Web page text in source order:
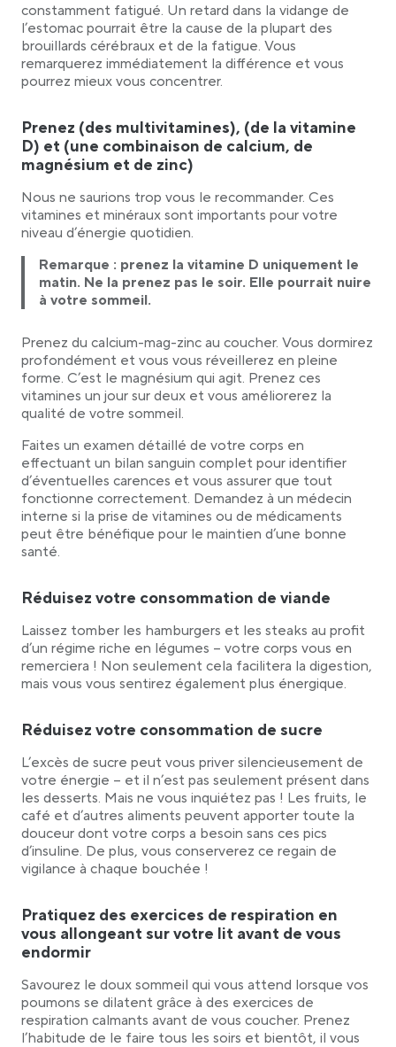
constamment fatigué. Un retard dans la vidange de
l’estomac pourrait être la cause de la plupart des
brouillards cérébraux et de la fatigue. Vous
remarquerez immédiatement la différence et vous
pourrez mieux vous concentrer.
Prenez (des multivitamines), (de la vitamine
D) et (une combinaison de calcium, de
magnésium et de zinc)
Nous ne saurions trop vous le recommander. Ces
vitamines et minéraux sont importants pour votre
niveau d’énergie quotidien.
Remarque : prenez la vitamine D uniquement le
matin. Ne la prenez pas le soir. Elle pourrait nuire
à votre sommeil.
Prenez du calcium-mag-zinc au coucher. Vous dormirez
profondément et vous vous réveillerez en pleine
forme. C’est le magnésium qui agit. Prenez ces
vitamines un jour sur deux et vous améliorerez la
qualité de votre sommeil.
Faites un examen détaillé de votre corps en
effectuant un bilan sanguin complet pour identifier
d’éventuelles carences et vous assurer que tout
fonctionne correctement. Demandez à un médecin
interne si la prise de vitamines ou de médicaments
peut être bénéfique pour le maintien d’une bonne
santé.
Réduisez votre consommation de viande
Laissez tomber les hamburgers et les steaks au profit
d’un régime riche en légumes – votre corps vous en
remerciera ! Non seulement cela facilitera la digestion,
mais vous vous sentirez également plus énergique.
Réduisez votre consommation de sucre
L’excès de sucre peut vous priver silencieusement de
votre énergie – et il n’est pas seulement présent dans
les desserts. Mais ne vous inquiétez pas ! Les fruits, le
café et d’autres aliments peuvent apporter toute la
douceur dont votre corps a besoin sans ces pics
d’insuline. De plus, vous conserverez ce regain de
vigilance à chaque bouchée !
Pratiquez des exercices de respiration en
vous allongeant sur votre lit avant de vous
endormir
Savourez le doux sommeil qui vous attend lorsque vos
poumons se dilatent grâce à des exercices de
respiration calmants avant de vous coucher. Prenez
l’habitude de le faire tous les soirs et bientôt, il vous